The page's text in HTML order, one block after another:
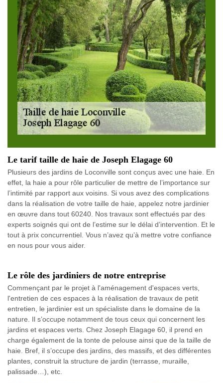
Le tarif taille de haie de Joseph Elagage 60
Plusieurs des jardins de Loconville sont conçus avec une haie. En
effet, la haie a pour rôle particulier de mettre de l’importance sur
l’intimité par rapport aux voisins. Si vous avez des complications
dans la réalisation de votre taille de haie, appelez notre jardinier
en œuvre dans tout 60240. Nos travaux sont effectués par des
experts soignés qui ont de l’estime sur le délai d’intervention. Et le
tout à prix concurrentiel. Vous n’avez qu’à mettre votre confiance
en nous pour vous aider.
Le rôle des jardiniers de notre entreprise
Commençant par le projet à l'aménagement d'espaces verts,
l'entretien de ces espaces à la réalisation de travaux de petit
entretien, le jardinier est un spécialiste dans le domaine de la
nature. Il s’occupe notamment de tous ceux qui concernent les
jardins et espaces verts. Chez Joseph Elagage 60, il prend en
charge également de la tonte de pelouse ainsi que de la taille de
haie. Bref, il s’occupe des jardins, des massifs, et des différentes
plantes, construit la structure de jardin (terrasse, muraille,
palissade…), etc.